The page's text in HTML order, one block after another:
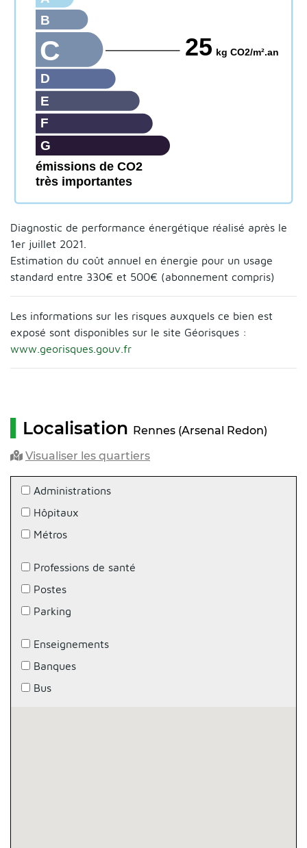
émissions de CO2
très importantes
G
F
E
D
C 25 kg CO2/m².an
B
Diagnostic de performance énergétique réalisé après le
1er juillet 2021.
Estimation du coût annuel en énergie pour un usage
standard entre 330€ et 500€ (abonnement compris)
Les informations sur les risques auxquels ce bien est
exposé sont disponibles sur le site Géorisques :
www.georisques.gouv.fr
Localisation Rennes (Arsenal Redon)
Visualiser les quartiers
Administrations
Hôpitaux
Métros
Professions de santé
Postes
Parking
Enseignements
Banques
Bus